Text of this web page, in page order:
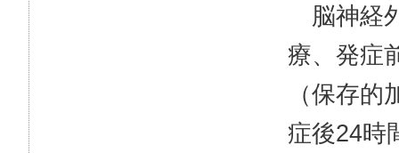
脳神経
療、発症
（保存
症後24時